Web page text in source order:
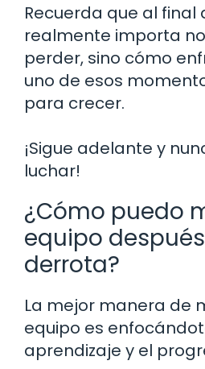
Recuerda que al final
realmente importa
perder, sino cómo
uno de esos
para crecer.
¡Sigue adelante y
luchar!
¿Cómo puedo
equipo
derrota?
La mejor manera de
equipo es
aprendizaje y el